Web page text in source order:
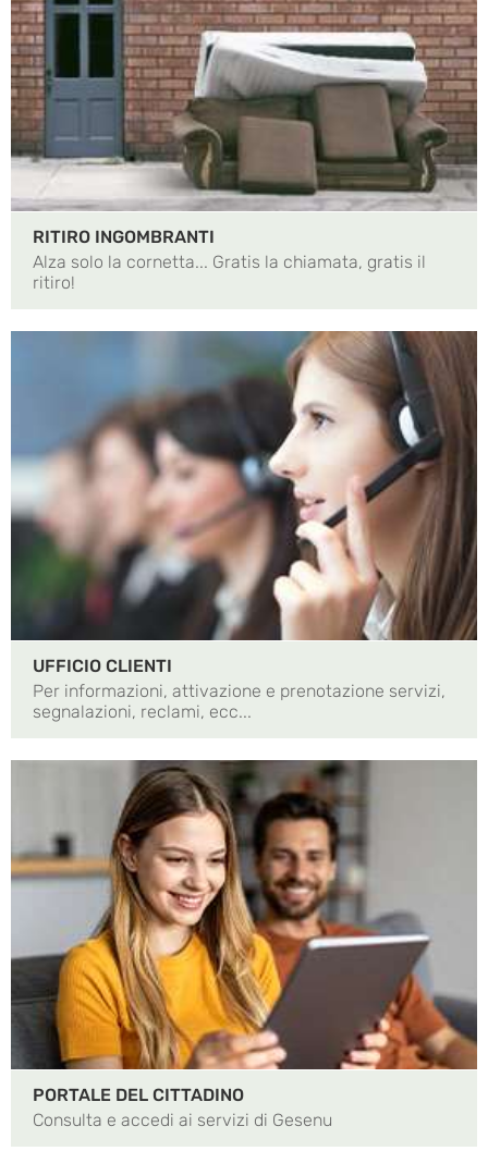
RITIRO INGOMBRANTI
Alza solo la cornetta... Gratis la chiamata, gratis il
ritiro!
UFFICIO CLIENTI
Per informazioni, attivazione e prenotazione servizi,
segnalazioni, reclami, ecc...
PORTALE DEL CITTADINO
Consulta e accedi ai servizi di Gesenu